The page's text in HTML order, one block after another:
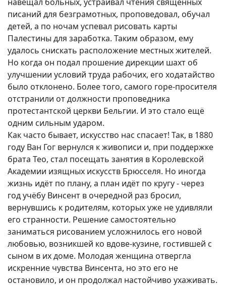
писаний для безграмотных, проповедовал, обучал
детей, а по ночам успевал рисовать карты
Палестины для заработка. Таким образом, ему
удалось снискать расположение местных жителей.
Но когда он подал прошение дирекции шахт об
улучшении условий труда рабочих, его ходатайство
было отклонено. Более того, самого горе-просителя
отстранили от должности проповедника
протестантской церкви Бельгии. И это стало ещё
одним сильным ударом.
Как часто бывает, искусство нас спасает! Так, в 1880
году Ван Гог вернулся к живописи и, при поддержке
брата Тео, стал посещать занятия в Королевской
Академии изящных искусств Брюсселя. Но иногда
жизнь идёт по плану, а план идёт по кругу - через
год учёбу Винсент в очередной раз бросил,
вернувшись к родителям, которых уже не удивляли
его странности. Решение самостоятельно
заниматься рисованием усложнилось его новой
любовью, возникшей ко вдове-кузине, гостившей с
сыном в их доме. Молодая женщина отвергла
искренние чувства Винсента, но это его не
остановило, и он продолжал настойчиво ухаживать.